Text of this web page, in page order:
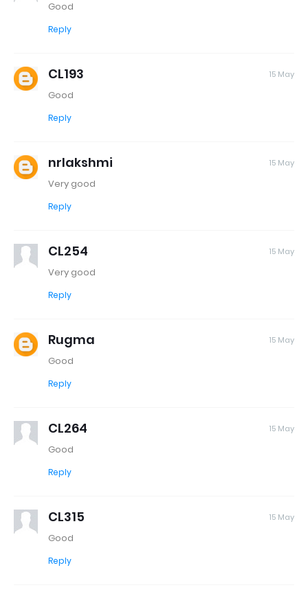
Good
Reply
CL193 15 May
Good
Reply
nrlakshmi 15 May
Very good
Reply
CL254 15 May
Very good
Reply
Rugma 15 May
Good
Reply
CL264 15 May
Good
Reply
CL315 15 May
Good
Reply